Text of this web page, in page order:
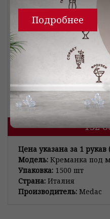
132
Цена указана за 1 рукав
Модель: Креманка под
Упаковка: 1500 шт
Страна: Италия
Производитель: Medac
Подробнее